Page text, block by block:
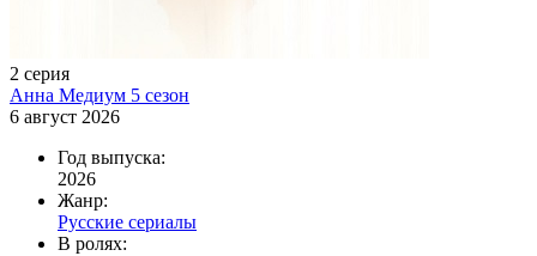
2 серия
Анна Медиум 5 сезон
6 август 2026
Год выпуска:
2026
Жанр:
Русские сериалы
В ролях: